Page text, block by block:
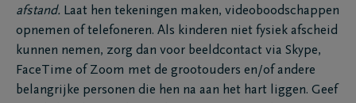
afstand. Laat hen tekeningen maken, videoboodschappen
opnemen of telefoneren. Als kinderen niet fysiek afscheid
kunnen nemen, zorg dan voor beeldcontact via Skype,
FaceTime of Zoom met de grootouders en/of andere
belangrijke personen die hen na aan het hart liggen. Geef